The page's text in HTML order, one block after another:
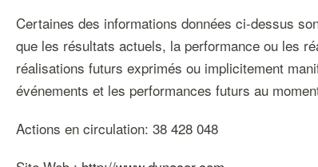
Certaines des informations données ci-dessus
que les résultats actuels, la performance ou les
réalisations futurs exprimés ou implicitement
événements et les performances futurs au
Actions en circulation: 38 428 048